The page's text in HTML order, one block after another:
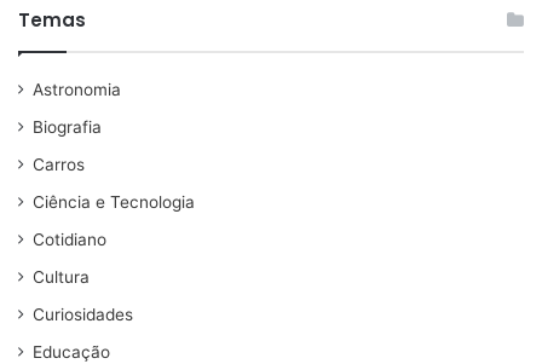
Temas
Astronomia
Biografia
Carros
Ciência e Tecnologia
Cotidiano
Cultura
Curiosidades
Educação